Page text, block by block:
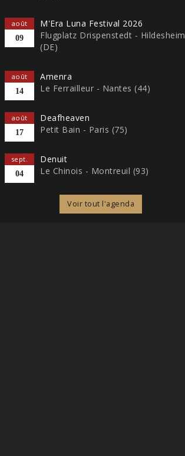
août
09
M'Era Luna Festival 2026
Flugplatz Drispenstedt - Hildesheim
(DE)
août
14
Amenra
Le Ferrailleur - Nantes (44)
août
17
Deafheaven
Petit Bain - Paris (75)
sept.
04
Denuit
Le Chinois - Montreuil (93)
Voir tout l'agenda